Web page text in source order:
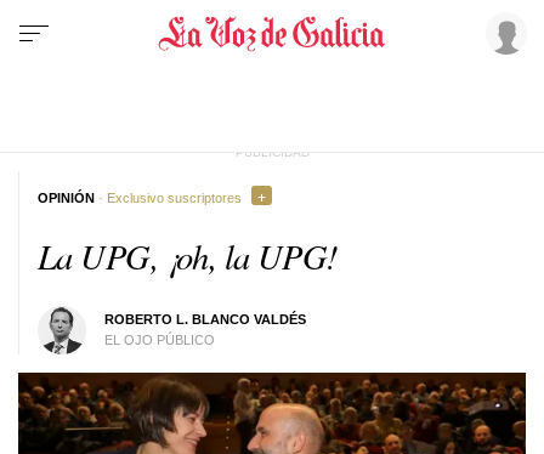
La UPG, ¡oh, la UPG!
ROBERTO L. BLANCO VALDÉS
EL OJO PÚBLICO
OPINIÓN · Exclusivo suscriptores